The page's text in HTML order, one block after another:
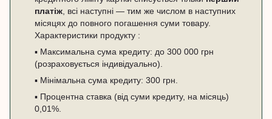
платіж , всі наступні — тим же числом в наступних
місяцях до повного погашення суми товару.
Характеристики продукту :
▪️ Максимальна сума кредиту: до 300 000 грн
(розраховується індивідуально).
▪️ Мінімальна сума кредиту: 300 грн.
▪️ Процентна ставка (від суми кредиту, на місяць)
0,01%.